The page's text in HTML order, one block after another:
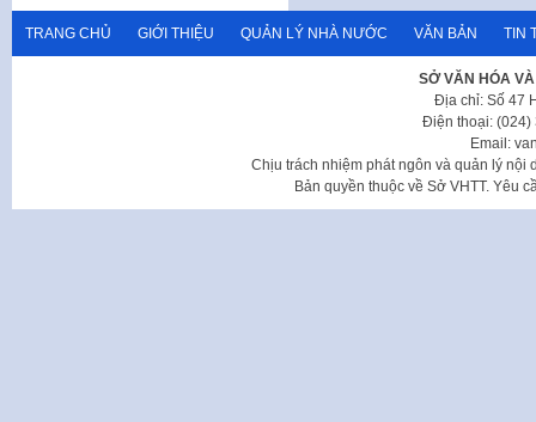
TRANG CHỦ GIỚI THIỆU QUẢN LÝ NHÀ NƯỚC VĂN BẢN TIN
SỞ VĂN HÓA
Địa chỉ: Số 47
Điện thoại: (024)
Email:
Chịu trách nhiệm phát ngôn và quản lý nội
Bản quyền thuộc về Sở VHTT. Yêu